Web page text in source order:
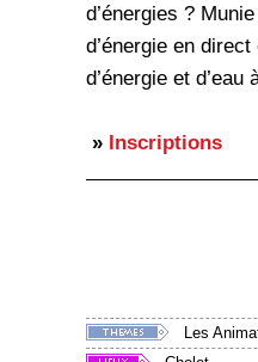
d’énergies ?
d’énergie en
d’énergie et d’eau
» Inscriptions
Les